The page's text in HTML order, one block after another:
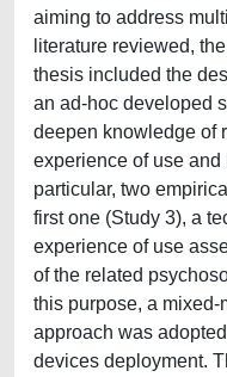
aiming to address
literature reviewed,
thesis included the
an ad-hoc developed
deepen knowledge of
experience of use
particular, two
first one (Study 3), a
experience of use
of the related
this purpose, a
approach was
devices deployment.